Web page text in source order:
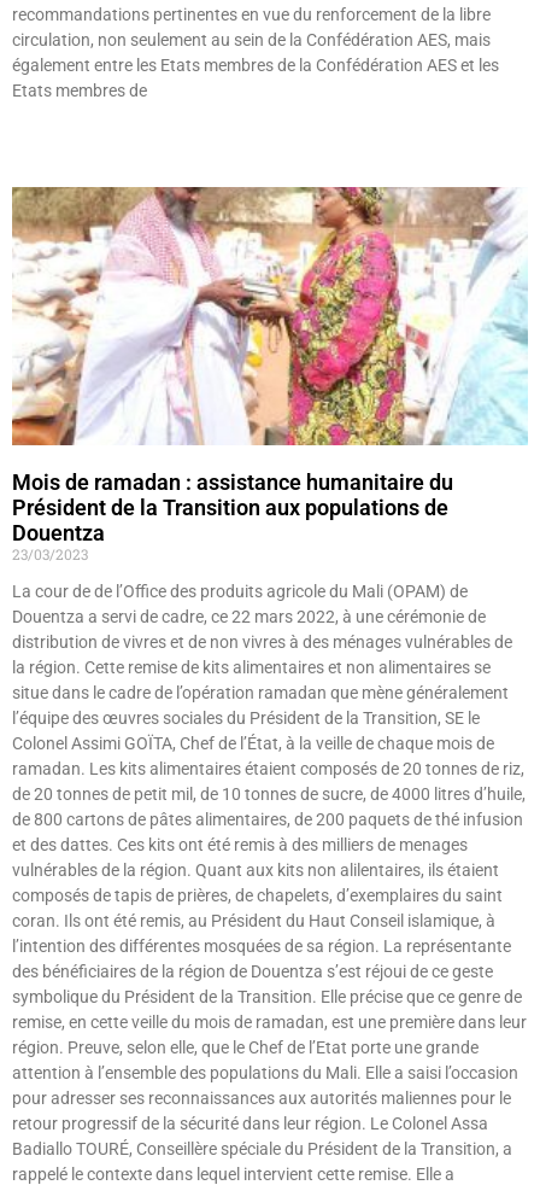
recommandations pertinentes en vue du renforcement de la libre
circulation, non seulement au sein de la Confédération AES, mais
également entre les Etats membres de la Confédération AES et les
Etats membres de
Mois de ramadan : assistance humanitaire du
Président de la Transition aux populations de
Douentza
23/03/2023
La cour de de l’Office des produits agricole du Mali (OPAM) de
Douentza a servi de cadre, ce 22 mars 2022, à une cérémonie de
distribution de vivres et de non vivres à des ménages vulnérables de
la région. Cette remise de kits alimentaires et non alimentaires se
situe dans le cadre de l’opération ramadan que mène généralement
l’équipe des œuvres sociales du Président de la Transition, SE le
Colonel Assimi GOÏTA, Chef de l’État, à la veille de chaque mois de
ramadan. Les kits alimentaires étaient composés de 20 tonnes de riz,
de 20 tonnes de petit mil, de 10 tonnes de sucre, de 4000 litres d’huile,
de 800 cartons de pâtes alimentaires, de 200 paquets de thé infusion
et des dattes. Ces kits ont été remis à des milliers de menages
vulnérables de la région. Quant aux kits non alilentaires, ils étaient
composés de tapis de prières, de chapelets, d’exemplaires du saint
coran. Ils ont été remis, au Président du Haut Conseil islamique, à
l’intention des différentes mosquées de sa région. La représentante
des bénéficiaires de la région de Douentza s’est réjoui de ce geste
symbolique du Président de la Transition. Elle précise que ce genre de
remise, en cette veille du mois de ramadan, est une première dans leur
région. Preuve, selon elle, que le Chef de l’Etat porte une grande
attention à l’ensemble des populations du Mali. Elle a saisi l’occasion
pour adresser ses reconnaissances aux autorités maliennes pour le
retour progressif de la sécurité dans leur région. Le Colonel Assa
Badiallo TOURÉ, Conseillère spéciale du Président de la Transition, a
rappelé le contexte dans lequel intervient cette remise. Elle a